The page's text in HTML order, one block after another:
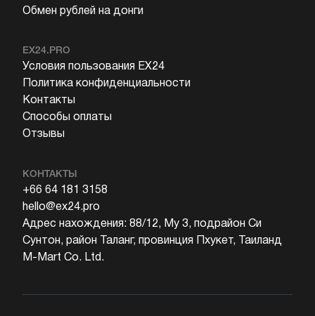
Обмен рублей на донги
EX24.PRO
Условия пользования EX24
Политика конфиденциальности
Контакты
Способы оплаты
Отзывы
КОНТАКТЫ
+66 64 181 3158
hello@ex24.pro
Адрес нахождения: 88/12, Му 3, подрайон Си
Сунтон, район Таланг, провинция Пхукет, Таиланд
M-Mart Co. Ltd.